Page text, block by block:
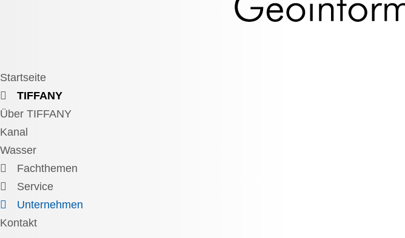
Startseite
TIFFANY
Über TIFFANY
Kanal
Wasser
Fachthemen
Service
Unternehmen
Kontakt